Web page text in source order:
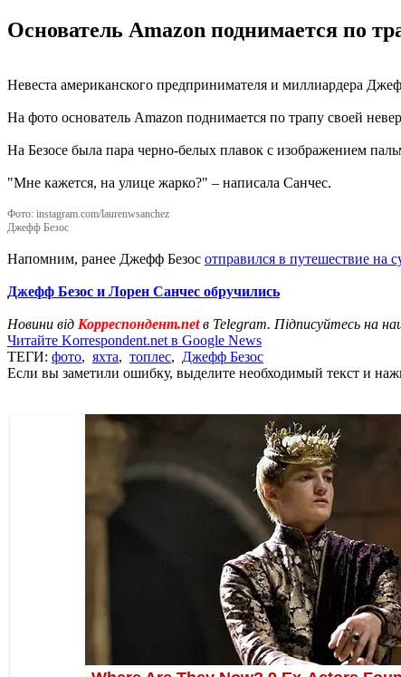
Основатель Amazon поднимается по
Невеста американского предпринимателя и миллиардера
На фото основатель Amazon поднимается по трапу своей
На Безосе была пара черно-белых плавок с изображением
"Мне кажется, на улице жарко?" – написала Санчес.
Фото: instagram.com/laurenwsanchez
Джефф Безос
Напомним, ранее Джефф Безос отправился в путешествие на
Джефф Безос и Лорен Санчес обручились
Новини від Корреспондент.netв Telegram. Підписуйтесь на
Читайте Korrespondent.net в Google News
ТЕГИ: фото, яхта, топлес, Джефф Безос
Если вы заметили ошибку, выделите необходимый текст и